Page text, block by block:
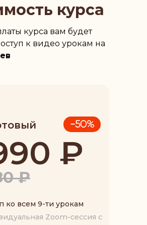
курса
курса вам будет
к видео урокам на
₽
ко всем 9-ти урокам
Zoom-сессия с
-50%
₽